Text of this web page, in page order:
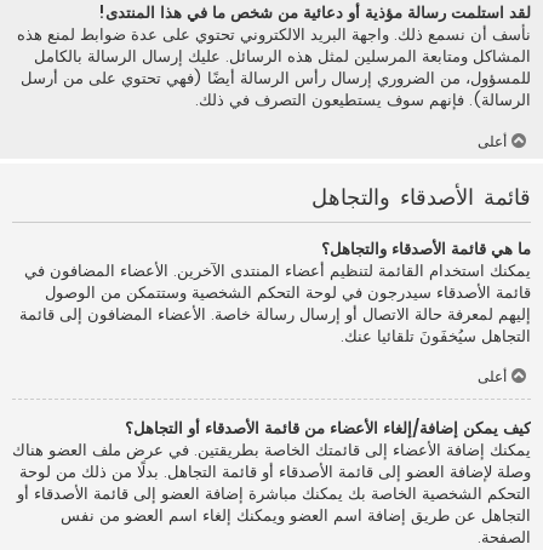
لقد استلمت رسالة مؤذية أو دعائية من شخص ما في هذا المنتدى!
نأسف أن نسمع ذلك. واجهة البريد الالكتروني تحتوي على عدة ضوابط لمنع هذه
المشاكل ومتابعة المرسلين لمثل هذه الرسائل. عليك إرسال الرسالة بالكامل
للمسؤول، من الضروري إرسال رأس الرسالة أيضًا (فهي تحتوي على من أرسل
الرسالة). فإنهم سوف يستطيعون التصرف في ذلك.
أعلى
قائمة الأصدقاء والتجاهل
ما هي قائمة الأصدقاء والتجاهل؟
يمكنك استخدام القائمة لتنظيم أعضاء المنتدى الآخرين. الأعضاء المضافون في
قائمة الأصدقاء سيدرجون في لوحة التحكم الشخصية وستتمكن من الوصول
إليهم لمعرفة حالة الاتصال أو إرسال رسالة خاصة. الأعضاء المضافون إلى قائمة
التجاهل سيُخفَونَ تلقائيا عنك.
أعلى
كيف يمكن إضافة/إلغاء الأعضاء من قائمة الأصدقاء أو التجاهل؟
يمكنك إضافة الأعضاء إلى قائمتك الخاصة بطريقتين. في عرض ملف العضو هناك
وصلة لإضافة العضو إلى قائمة الأصدقاء أو قائمة التجاهل. بدلًا من ذلك من لوحة
التحكم الشخصية الخاصة بك يمكنك مباشرة إضافة العضو إلى قائمة الأصدقاء أو
التجاهل عن طريق إضافة اسم العضو ويمكنك إلغاء اسم العضو من نفس
الصفحة.